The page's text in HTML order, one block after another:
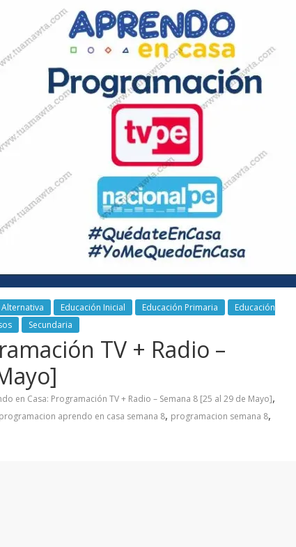
Educación Inicial Educación Primaria
Educación
Secundaria
TV + Radio –
en Casa: Programación TV + Radio – Semana 8 [25 al 29 de Mayo],
programacion aprendo en casa semana 8, programacion semana 8,